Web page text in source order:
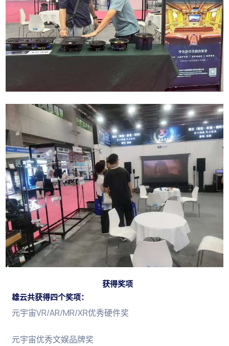
获得奖项
雄云共获得四个奖项：
元宇宙VR/AR/MR/XR优秀硬件奖
元宇宙优秀文娱品牌奖